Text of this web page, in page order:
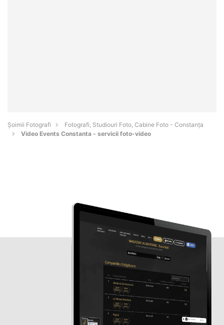
Șoimii Fotografi
Fotografi, Studiouri Foto, Cabine Foto - Constanţa
Video Events Constanta - servicii foto-video